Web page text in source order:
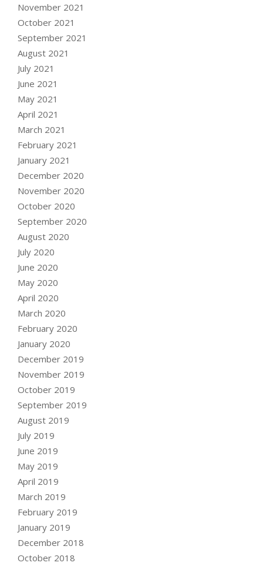
November 2021
October 2021
September 2021
August 2021
July 2021
June 2021
May 2021
April 2021
March 2021
February 2021
January 2021
December 2020
November 2020
October 2020
September 2020
August 2020
July 2020
June 2020
May 2020
April 2020
March 2020
February 2020
January 2020
December 2019
November 2019
October 2019
September 2019
August 2019
July 2019
June 2019
May 2019
April 2019
March 2019
February 2019
January 2019
December 2018
October 2018